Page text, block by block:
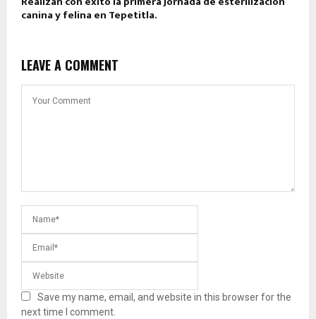
canina y felina en Tepetitla.
LEAVE A COMMENT
Save my name, email, and website in this browser for the
next time I comment.